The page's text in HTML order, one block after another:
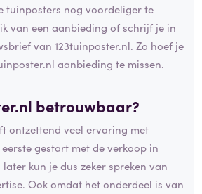
tuinposters nog voordeliger te
van een aanbieding of schrijf je in
van 123tuinposter.nl. Zo hoef je
aanbieding te missen.
betrouwbaar?
ontzettend veel ervaring met
gestart met de verkoop in
kun je dus zeker spreken van
Ook omdat het onderdeel is van